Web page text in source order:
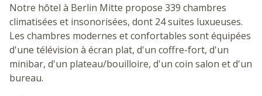
Notre hôtel à Berlin Mitte propose 339 chambres
climatisées et insonorisées, dont 24 suites luxueuses.
Les chambres modernes et confortables sont équipées
d'une télévision à écran plat, d'un coffre-fort, d'un
minibar, d'un plateau/bouilloire, d'un coin salon et d'un
bureau.